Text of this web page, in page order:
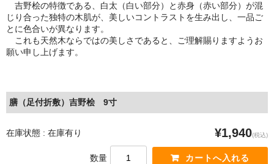
吉野桧の特徴である、白太（白い部分）と赤身（赤い部分）が混
じり合った独特の木肌が、美しいコントラストを生み出し、一品ご
とに色合いが異なります。
これも天然木ならではの美しさであると、ご理解賜りますようお
願い申し上げます。
膳（足付折敷）吉野桧 9寸
在庫状態 : 在庫有り ¥1,940(税込)
数量